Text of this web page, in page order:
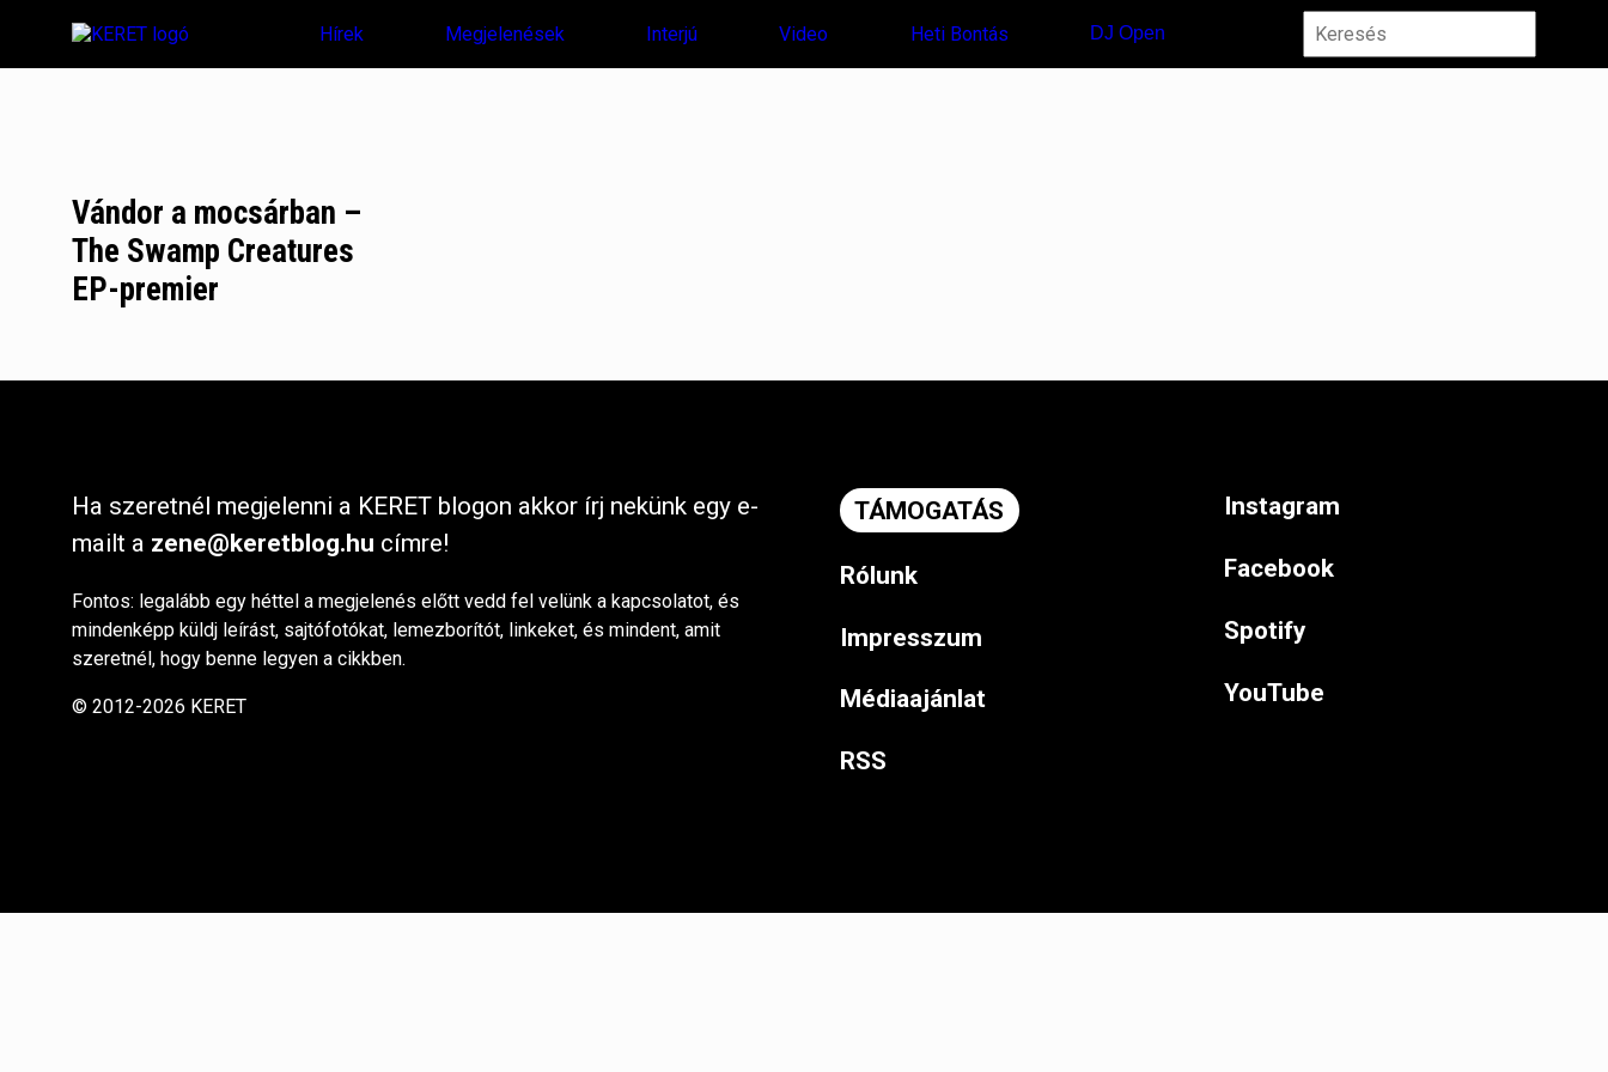
Hírek Megjelenések Interjú Video Heti Bontás DJ Open
Vándor a mocsárban –
The Swamp Creatures
EP-premier
Ha szeretnél megjelenni a KERET blogon akkor írj nekünk egy e-
mailt a zene@keretblog.hu címre!
Fontos: legalább egy héttel a megjelenés előtt vedd fel velünk a kapcsolatot, és
mindenképp küldj leírást, sajtófotókat, lemezborítót, linkeket, és mindent, amit
szeretnél, hogy benne legyen a cikkben.
© 2012-2026 KERET
TÁMOGATÁS
Rólunk
Impresszum
Médiaajánlat
RSS
Instagram
Facebook
Spotify
YouTube